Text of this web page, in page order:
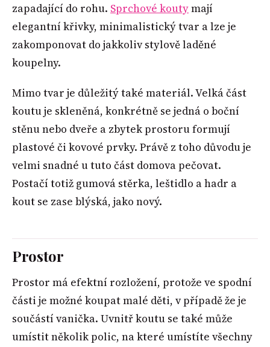
zapadající do rohu. Sprchové koutymají
elegantní křivky, minimalistický tvar a lze je
zakomponovat do jakkoliv stylově laděné
koupelny.
Mimo tvar je důležitý také materiál. Velká část
koutu je skleněná, konkrétně se jedná o boční
stěnu nebo dveře a zbytek prostoru formují
plastové či kovové prvky. Právě z toho důvodu je
velmi snadné u tuto část domova pečovat.
Postačí totiž gumová stěrka, leštidlo a hadr a
kout se zase blýská, jako nový.
Prostor
Prostor má efektní rozložení, protože ve spodní
části je možné koupat malé děti, v případě že je
součástí vanička. Uvnitř koutu se také může
umístit několik polic, na které umístíte všechny